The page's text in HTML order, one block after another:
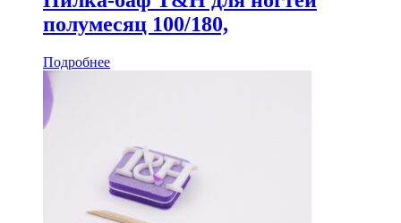
полумесяц 100/180,
Подробнее